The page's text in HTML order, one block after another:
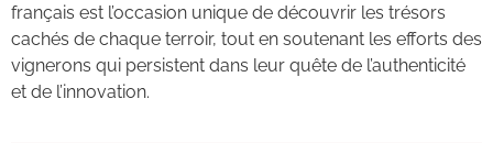
français est l’occasion unique de découvrir les trésors
cachés de chaque terroir, tout en soutenant les efforts des
vignerons qui persistent dans leur quête de l’authenticité
et de l’innovation.